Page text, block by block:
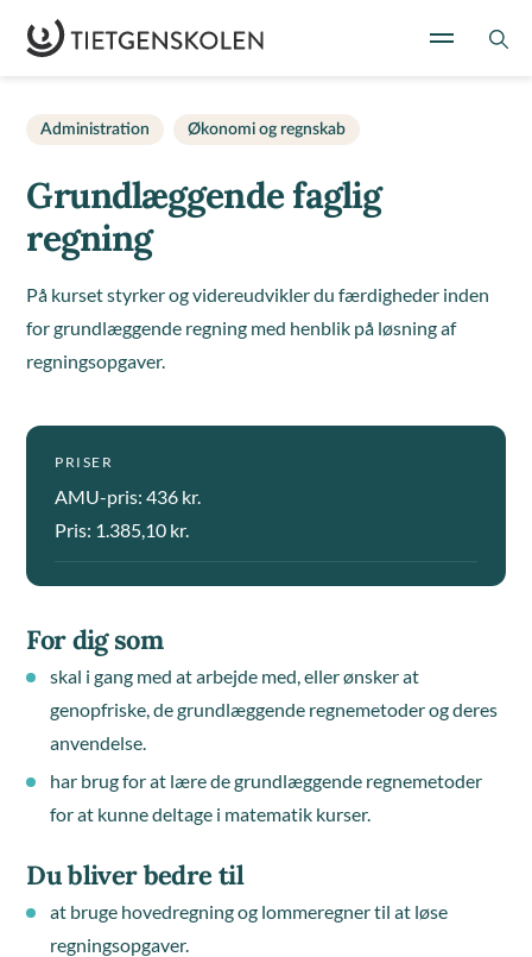
Administration Økonomi og regnskab
Grundlæggende faglig
regning
På kurset styrker og videreudvikler du færdigheder inden
for grundlæggende regning med henblik på løsning af
regningsopgaver.
PRISER
AMU-pris: 436 kr.
Pris: 1.385,10 kr.
For dig som
skal i gang med at arbejde med, eller ønsker at
genopfriske, de grundlæggende regnemetoder og deres
anvendelse.
har brug for at lære de grundlæggende regnemetoder
for at kunne deltage i matematik kurser.
Du bliver bedre til
at bruge hovedregning og lommeregner til at løse
regningsopgaver.